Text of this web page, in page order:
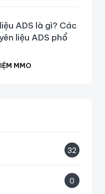
ADS là gì? Các
liệu ADS phổ
MMO
32
0